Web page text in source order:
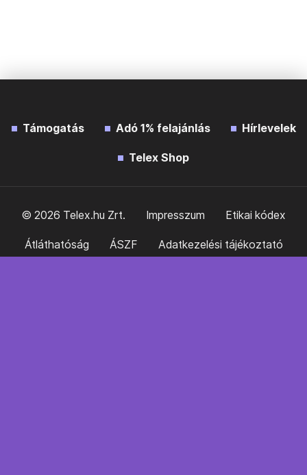
Támogatás Adó 1% felajánlás Hírlevelek
Telex Shop
© 2026 Telex.hu Zrt. Impresszum Etikai kódex
Átláthatóság ÁSZF Adatkezelési tájékoztató